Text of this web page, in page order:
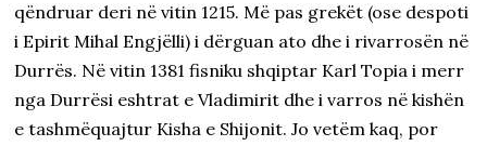
qëndruar deri në vitin 1215. Më pas grekët (ose despoti
i Epirit Mihal Engjëlli) i dërguan ato dhe i rivarrosën në
Durrës. Në vitin 1381 fisniku shqiptar Karl Topia i merr
nga Durrësi eshtrat e Vladimirit dhe i varros në kishën
e tashmëquajtur Kisha e Shijonit. Jo vetëm kaq, por